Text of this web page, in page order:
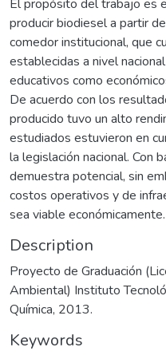
El propósito del trabajo es
producir biodiesel a partir
comedor institucional, que
establecidas a nivel
educativos como
De acuerdo con los
producido tuvo un alto
estudiados estuvieron en
la legislación nacional. Con
demuestra potencial, sin
costos operativos y de
sea viable económicamente.
Description
Proyecto de Graduación
Ambiental) Instituto
Química, 2013.
Keywords